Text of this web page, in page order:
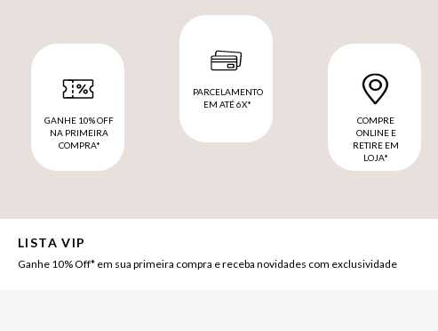
GANHE 10% OFF
NA PRIMEIRA
COMPRA*
PARCELAMENTO
EM ATÉ 6X*
COMPRE
ONLINE E
RETIRE EM
LOJA*
LISTA VIP
Ganhe 10% Off* em sua primeira compra e receba novidades com exclusividade